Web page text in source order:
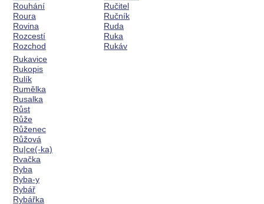
Rouhání
Roura
Rovina
Rozcestí
Rozchod
Ručitel
Ručník
Ruda
Ruka
Rukáv
Rukavice
Rukopis
Rulík
Rumělka
Rusalka
Růst
Růže
Růženec
Růžová
Ru|ce(-ka)
Rvačka
Ryba
Ryba-y
Rybář
Rybářka